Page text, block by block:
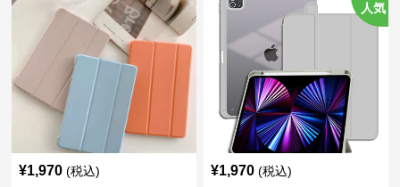
¥1,970 (税込)
人気
¥1,970 (税込)